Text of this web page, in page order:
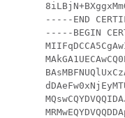
-----END
-----BEGIN